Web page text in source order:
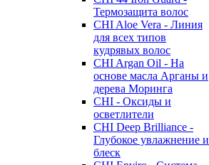
Термозащита волос
CHI Aloe Vera - Линия
для всех типов
кудрявых волос
CHI Argan Oil - На
основе масла Арганы и
дерева Моринга
CHI - Оксиды и
осветлители
CHI Deep Brilliance -
Глубокое увлажнение и
блеск